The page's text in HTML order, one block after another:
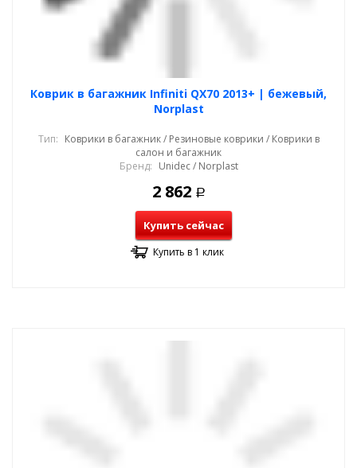
Коврик в багажник Infiniti QX70 2013+ | бежевый,
Norplast
Тип: Коврики в багажник / Резиновые коврики / Коврики в
салон и багажник
Бренд: Unidec / Norplast
2 862 Р
Купить сейчас
Купить в 1 клик